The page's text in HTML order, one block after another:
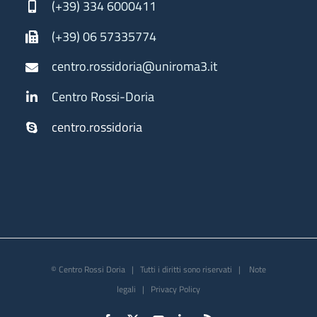
(+39) 334 6000411
(+39) 06 57335774
centro.rossidoria@uniroma3.it
Centro Rossi-Doria
centro.rossidoria
© Centro Rossi Doria | Tutti i diritti sono riservati |
Note
legali | Privacy Policy